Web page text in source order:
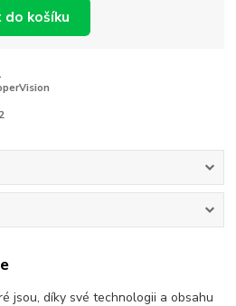
do košíku
jsou, díky své technologii a obsahu